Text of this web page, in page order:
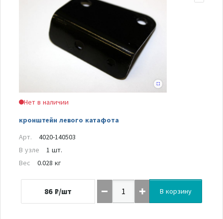
Нет в наличии
кронштейн левого катафота
Арт.
4020-140503
В узле
1 шт.
Вес
0.028 кг
86 ₽/шт В корзину